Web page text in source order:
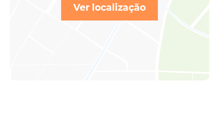
Ver localização